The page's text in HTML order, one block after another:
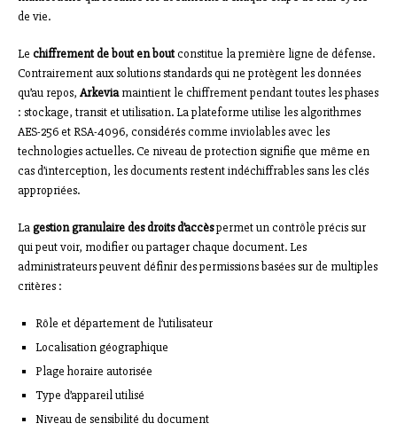
de vie.
Le chiffrement de bout en boutconstitue la première ligne de défense.
Contrairement aux solutions standards qui ne protègent les données
qu’au repos, Arkeviamaintient le chiffrement pendant toutes les phases
: stockage, transit et utilisation. La plateforme utilise les algorithmes
AES-256 et RSA-4096, considérés comme inviolables avec les
technologies actuelles. Ce niveau de protection signifie que même en
cas d’interception, les documents restent indéchiffrables sans les clés
appropriées.
La gestion granulaire des droits d’accèspermet un contrôle précis sur
qui peut voir, modifier ou partager chaque document. Les
administrateurs peuvent définir des permissions basées sur de multiples
critères :
Rôle et département de l’utilisateur
Localisation géographique
Plage horaire autorisée
Type d’appareil utilisé
Niveau de sensibilité du document